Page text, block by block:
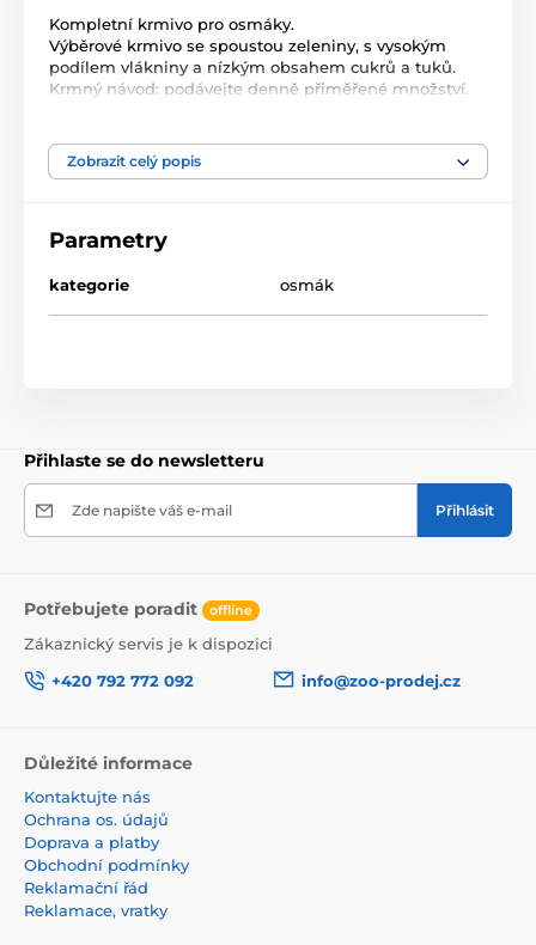
Kompletní krmivo pro osmáky.
Výběrové krmivo se spoustou zeleniny, s vysokým
podílem vlákniny a nízkým obsahem cukrů a tuků.
Krmný návod: podávejte denně přiměřené množství.
kukuřice, hrachové vločky, červená řepa, petržel.
Jakostní znaky: vlhkost 11%.
Produkt je zařazen v kategoriích
Hlodavci Krmivo pro hlodavce
Zobrazit celý popis
Parametry
kategorie osmák
Přihlaste se do newsletteru
Zde napište váš e-mail Přihlásit
Potřebujete poradit offline
Zákaznický servis je k dispozici
+420 792 772 092
info@zoo-prodej.cz
Důležité informace
Kontaktujte nás
Ochrana os. údajů
Doprava a platby
Obchodní podmínky
Reklamační řád
Reklamace, vratky